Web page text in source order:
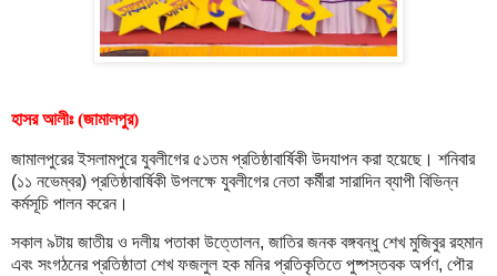
হাসর আলীঃ (জামালপুর)
জামালপুরের ইসলামপুরে যুবলীগের ৫১তম প্রতিষ্ঠাবার্ষিকী উদযাপন করা হয়েছে। শনিবার
(১১ নভেম্বর) প্রতিষ্ঠাবার্ষিকী উপলক্ষে যুবলীগের নেতা কর্মীরা সারাদিন ব্যাপী বিভিন্ন
কর্মসূচি পালন করেন।
সকাল ৯টায় জাতীয় ও দলীয় পতাকা উত্তোলন, জাতির জনক বঙ্গবন্ধু শেখ মুজিবুর রহমান
এবং সংগঠনের প্রতিষ্ঠাতা শেখ ফজলুল হক মনির প্রতিকৃতিতে পুষ্পস্তবক অর্পণ, পৌর